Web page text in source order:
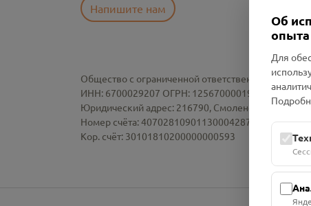
Напишите нам
Общество с ограниченной ответственностью
ИНН: 6700029207 ОГРН: 1256700001986
Юридический адрес: 216790, Смоленская область,
Номер счёта: 40702810901130004287 в АО
Кор. счёт: 30101810200000000593
Об
опыта
Для